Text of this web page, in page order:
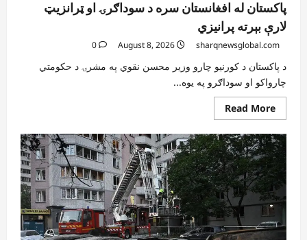
پاکستان له افغانستان سره د سوداګرۍ او ټرانزیټ
لارې بېرته پرانیزي
sharqnewsglobal.com
0
د پاکستان د کورنیو چارو وزیر محسن نقوي په مشرۍ د حکومتي
چارواکو او سوداګرو په یوه...
Read More
more
پاکستان
له
افغانستان
سره
د
سوداګرۍ
او
ټرانزیټ
لارې
بېرته
پرانیزي